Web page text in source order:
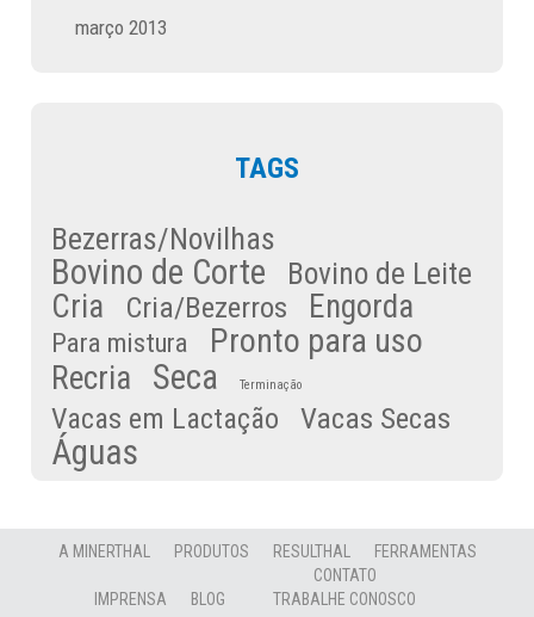
março 2013
TAGS
Bezerras/Novilhas
Bovino de Corte Bovino de Leite
Cria Cria/Bezerros Engorda
Para mistura
Pronto para uso
Recria
Seca Terminação
Vacas em Lactação Vacas Secas
Águas
A MINERTHAL PRODUTOS RESULTHAL FERRAMENTAS
IMPRENSA BLOG
CONTATO
TRABALHE CONOSCO